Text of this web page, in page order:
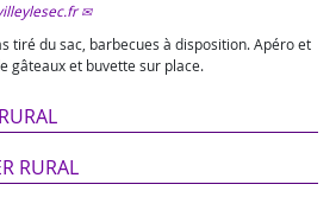
tiré du sac, barbecues à disposition. Apéro et
gâteaux et buvette sur place.
RURAL